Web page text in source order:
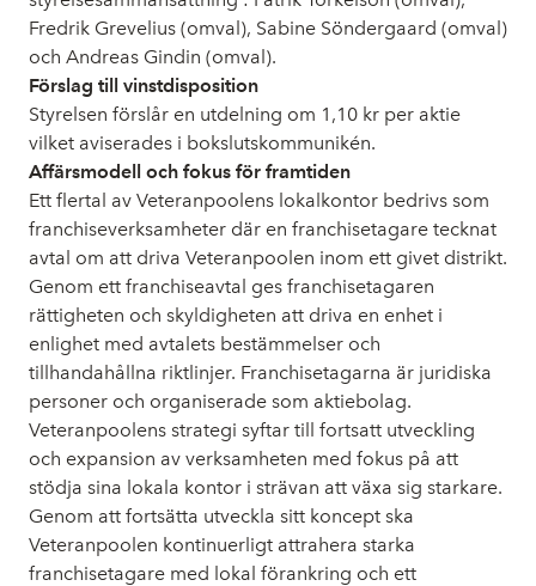
Fredrik Grevelius (omval), Sabine Söndergaard (omval)
och Andreas Gindin (omval).
Förslag till vinstdisposition
Styrelsen förslår en utdelning om 1,10 kr per aktie
vilket aviserades i bokslutskommunikén.
Affärsmodell och fokus för framtiden
Ett flertal av Veteranpoolens lokalkontor bedrivs som
franchiseverksamheter där en franchisetagare tecknat
avtal om att driva Veteranpoolen inom ett givet distrikt.
Genom ett franchiseavtal ges franchisetagaren
rättigheten och skyldigheten att driva en enhet i
enlighet med avtalets bestämmelser och
tillhandahållna riktlinjer. Franchisetagarna är juridiska
personer och organiserade som aktiebolag.
Veteranpoolens strategi syftar till fortsatt utveckling
och expansion av verksamheten med fokus på att
stödja sina lokala kontor i strävan att växa sig starkare.
Genom att fortsätta utveckla sitt koncept ska
Veteranpoolen kontinuerligt attrahera starka
franchisetagare med lokal förankring och ett